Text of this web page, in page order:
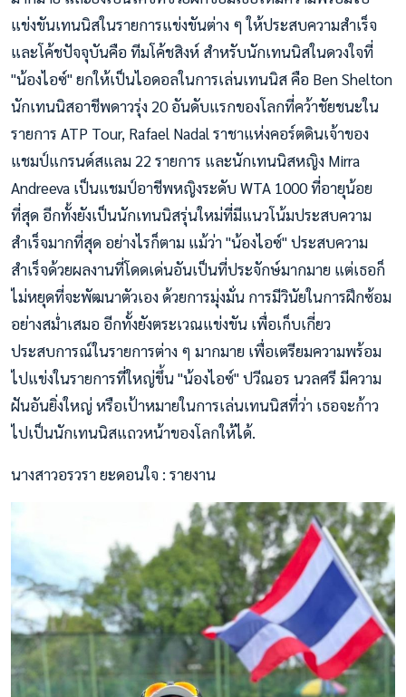
แข่งขันเทนนิสในรายการแข่งขันต่าง ๆ ให้ประสบความสำเร็จ
และโค้ชปัจจุบันคือ ทีมโค้ชสิงห์ สำหรับนักเทนนิสในดวงใจที่
"น้องไอซ์" ยกให้เป็นไอดอลในการเล่นเทนนิส คือ Ben Shelton
นักเทนนิสอาชีพดาวรุ่ง 20 อันดับแรกของโลกที่คว้าชัยชนะใน
รายการ ATP Tour, Rafael Nadal ราชาแห่งคอร์ตดินเจ้าของ
แชมป์แกรนด์สแลม 22 รายการ และนักเทนนิสหญิง Mirra
Andreeva เป็นแชมป์อาชีพหญิงระดับ WTA 1000 ที่อายุน้อย
ที่สุด อีกทั้งยังเป็นนักเทนนิสรุ่นใหม่ที่มีแนวโน้มประสบความ
สำเร็จมากที่สุด อย่างไรก็ตาม แม้ว่า "น้องไอซ์" ประสบความ
สำเร็จด้วยผลงานที่โดดเด่นอันเป็นที่ประจักษ์มากมาย แต่เธอก็
ไม่หยุดที่จะพัฒนาตัวเอง ด้วยการมุ่งมั่น การมีวินัยในการฝึกซ้อม
อย่างสม่ำเสมอ อีกทั้งยังตระเวณแข่งขัน เพื่อเก็บเกี่ยว
ประสบการณ์ในรายการต่าง ๆ มากมาย เพื่อเตรียมความพร้อม
ไปแข่งในรายการที่ใหญ่ขึ้น "น้องไอซ์" ปวีณอร นวลศรี มีความ
ฝันอันยิ่งใหญ่ หรือเป้าหมายในการเล่นเทนนิสที่ว่า เธอจะก้าว
ไปเป็นนักเทนนิสแถวหน้าของโลกให้ได้.
นางสาวอรวรา ยะดอนใจ : รายงาน